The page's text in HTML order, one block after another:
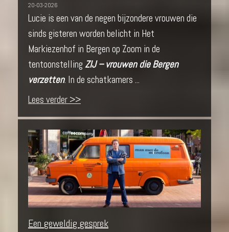
20-03-2026
Lucie is een van de negen bijzondere vrouwen die
sinds gisteren worden belicht in Het
Markiezenhof in Bergen op Zoom in de
tentoonstelling ZIJ – vrouwen die Bergen
verzetten. In de schatkamers ...
Lees verder >>
Een geweldig gesprek